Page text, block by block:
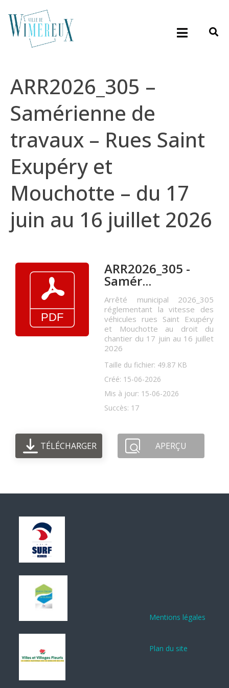
ARR2026_305 –
Samérienne de
travaux – Rues Saint
Exupéry et
Mouchotte – du 17
juin au 16 juillet 2026
ARR2026_305 -
Samér...
Arrêté municipal 2026_305
réglementant la vitesse des
véhicules rues Saint Exupéry
et Mouchotte au droit du
chantier du 17 juin au 16 juillet
2026
Taille du fichier: 49.87 KB
Créé: 15-06-2026
Mis à jour: 15-06-2026
Succès: 17
TÉLÉCHARGER APERÇU
Mentions légales
Plan du site